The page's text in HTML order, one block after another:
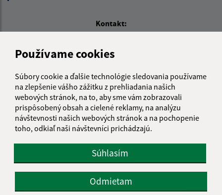
Používame cookies
Súbory cookie a ďalšie technológie sledovania používame
na zlepšenie vášho zážitku z prehliadania našich
webových stránok, na to, aby sme vám zobrazovali
prispôsobený obsah a cielené reklamy, na analýzu
návštevnosti našich webových stránok a na pochopenie
toho, odkiaľ naši návštevníci prichádzajú.
Súhlasím
Odmietam
Kontakt:
Hlavná 350/95
obecrovinka@obecrovinka.sk
+421 245 985 218
IČO: 00305057